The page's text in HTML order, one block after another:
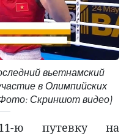
вьетнамский
в Олимпийских
Скриншот видео)
ю путевку на